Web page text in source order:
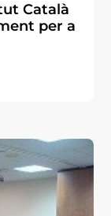
Català
per a